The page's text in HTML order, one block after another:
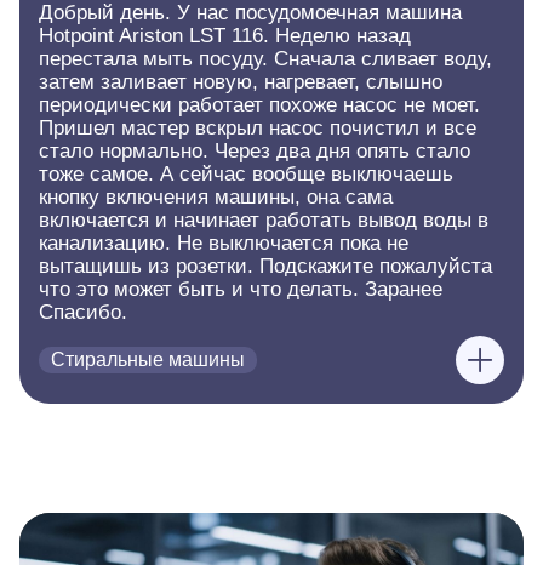
Добрый день. У нас посудомоечная машина
Hotpoint Ariston LST 116. Неделю назад
перестала мыть посуду. Сначала сливает воду,
затем заливает новую, нагревает, слышно
периодически работает похоже насос не моет.
Пришел мастер вскрыл насос почистил и все
стало нормально. Через два дня опять стало
тоже самое. А сейчас вообще выключаешь
кнопку включения машины, она сама
включается и начинает работать вывод воды в
канализацию. Не выключается пока не
вытащишь из розетки. Подскажите пожалуйста
что это может быть и что делать. Заранее
Спасибо.
Стиральные машины